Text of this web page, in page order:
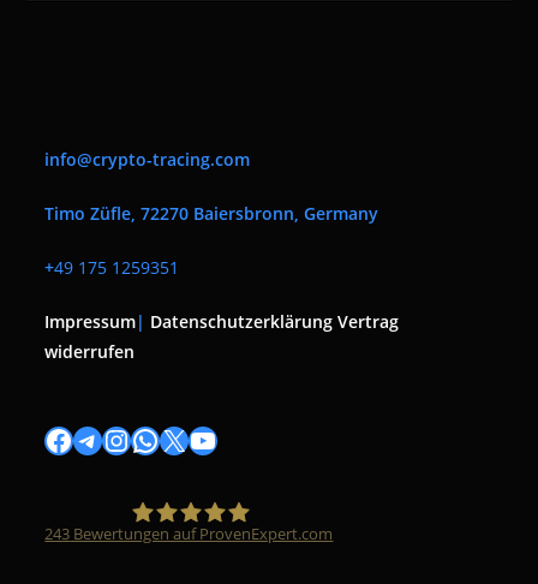
info@crypto-tracing.com
Timo Züfle, 72270 Baiersbronn, Germany
+49 175 1259351
Impressum| Datenschutzerklärung Vertrag
widerrufen
Facebook
Telegram
Instagram
WhatsApp
X YouTube
243 Bewertungen auf ProvenExpert.com